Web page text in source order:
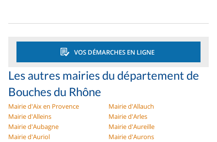
VOS DÉMARCHES EN LIGNE
Les autres mairies du département de
Bouches du Rhône
Mairie d'Aix en Provence
Mairie d'Allauch
Mairie d'Alleins
Mairie d'Arles
Mairie d'Aubagne
Mairie d'Aureille
Mairie d'Auriol
Mairie d'Aurons